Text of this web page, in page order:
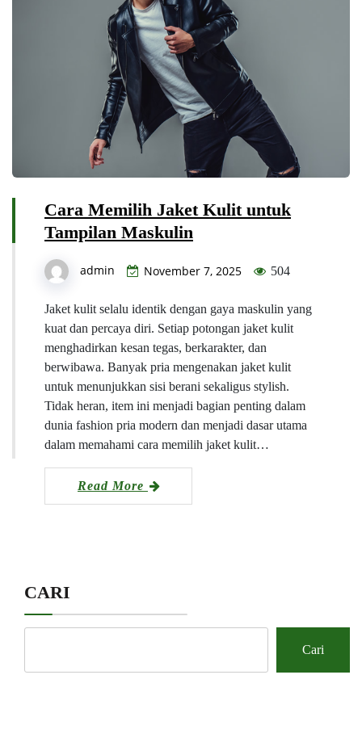
Cara Memilih Jaket Kulit untuk
Tampilan Maskulin
admin November 7, 2025 504
Jaket kulit selalu identik dengan gaya maskulin yang
kuat dan percaya diri. Setiap potongan jaket kulit
menghadirkan kesan tegas, berkarakter, dan
berwibawa. Banyak pria mengenakan jaket kulit
untuk menunjukkan sisi berani sekaligus stylish.
Tidak heran, item ini menjadi bagian penting dalam
dunia fashion pria modern dan menjadi dasar utama
dalam memahami cara memilih jaket kulit…
Read More
CARI
Cari